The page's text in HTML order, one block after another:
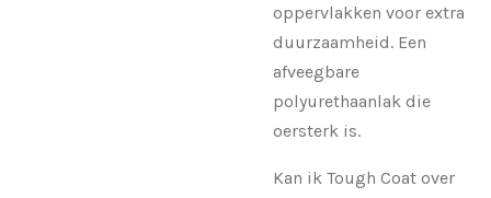
oppervlakken voor extra
duurzaamheid. Een
afveegbare
polyurethaanlak die
oersterk is.
Kan ik Tough Coat over